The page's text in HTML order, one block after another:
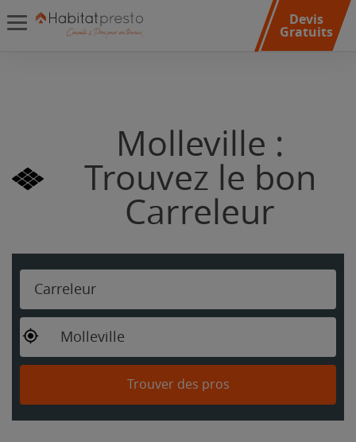
Devis
Gratuits
Molleville :
Trouvez le bon
Carreleur
Carreleur
Molleville
Trouver des pros